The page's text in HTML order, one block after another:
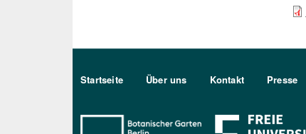
Sekundärmenu DE
Startseite Über uns Kontakt Presse
Bo Berlin Logo Weiß